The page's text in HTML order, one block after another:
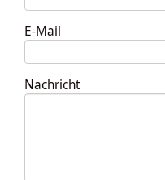
E-Mail
Nachricht